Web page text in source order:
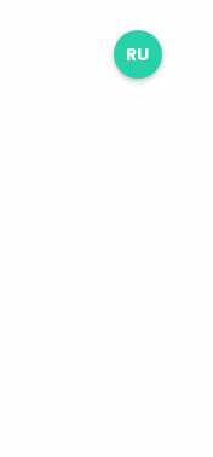
RU